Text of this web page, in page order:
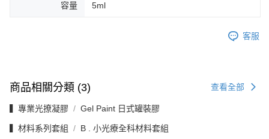
容量 5ml
客服
商品相關分類 (3) 查看全部
▍專業光撩凝膠 Gel Paint 日式罐裝膠
▍材料系列套組 B . 小光療全科材料套組